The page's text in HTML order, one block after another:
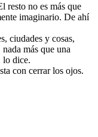
resto no es más que
imaginario. De ahí
ciudades y cosas,
más que una
lo dice.
con cerrar los ojos.